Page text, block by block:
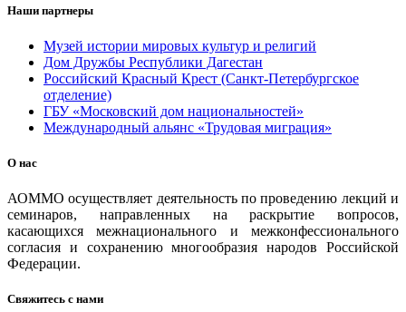
Наши партнеры
Музей истории мировых культур и религий
Дом Дружбы Республики Дагестан
Российский Красный Крест (Санкт-Петербургское
отделение)
ГБУ «Московский дом национальностей»
Международный альянс «Трудовая миграция»
О нас
АОММО осуществляет деятельность по проведению лекций и
семинаров, направленных на раскрытие вопросов,
касающихся межнационального и межконфессионального
согласия и сохранению многообразия народов Российской
Федерации.
Свяжитесь с нами